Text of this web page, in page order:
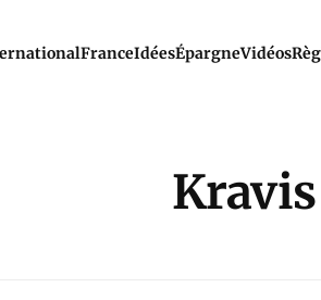
FranceIdéesÉpargneVidéos
Kravis